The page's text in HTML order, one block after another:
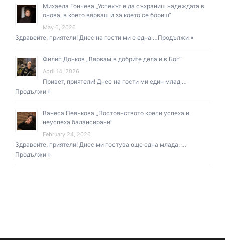
Михаела Гончева „Успехът е да съхраниш надеждата в
онова, в което вярваш и за което се бориш“
May 6, 2026
Здравейте, приятели! Днес на гости ми е една …Продължи »
Филип Донков „Вярвам в добрите дела и в Бог“
April 14, 2026
Привет, приятели! Днес на гости ми един млад …
Продължи »
Ванеса Пеянкова „Постоянството крепи успеха и
неуспеха балансирани”
February 24, 2026
Здравейте, приятели! Днес ми гостува още една млада, …
Продължи »